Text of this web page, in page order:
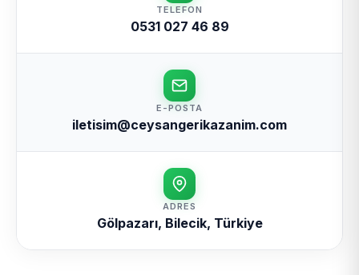
TELEFON
0531 027 46 89
E-POSTA
iletisim@ceysangerikazanim.com
ADRES
Gölpazarı, Bilecik, Türkiye